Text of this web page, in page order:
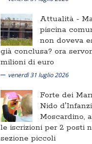
Attualità -
piscina
non doveva
già conclusa? ora
milioni di euro
venerdì 31 luglio 2026
Forte dei
Nido
Moscardino,
le iscrizioni per 2 posti
sezione piccoli